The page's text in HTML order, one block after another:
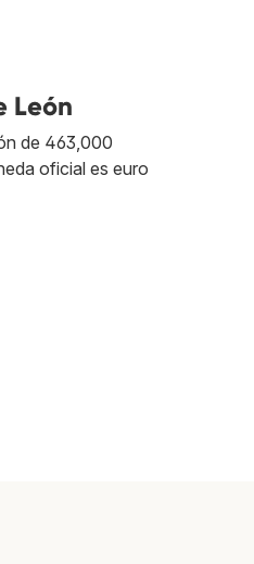
León
de 463,000
oficial es euro